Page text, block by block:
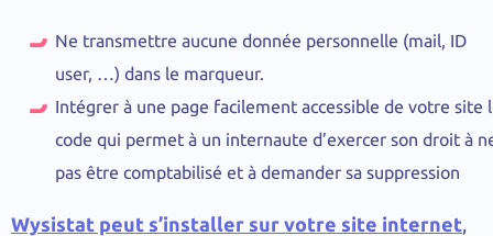
Ne transmettre aucune donnée personnelle (mail, ID
user, …) dans le marqueur.
Intégrer à une page facilement accessible de votre site
code qui permet à un internaute d’exercer son droit à
pas être comptabilisé et à demander sa suppression
Wysistat peut s’installer sur votre site internet,